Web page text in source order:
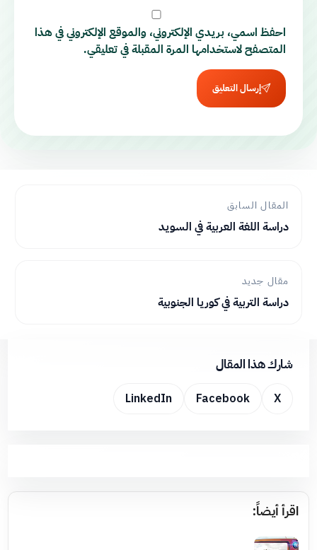
احفظ اسمي، بريدي الإلكتروني، والموقع الإلكتروني في هذا
المتصفح لاستخدامها المرة المقبلة في تعليقي.
إرسال التعليق
المقال السابق
دراسة اللغة العربية في السويد
مقال جديد
دراسة التربية في كوريا الجنوبية
شارك هذا المقال
X
Facebook
LinkedIn
اقرأ أيضاً: